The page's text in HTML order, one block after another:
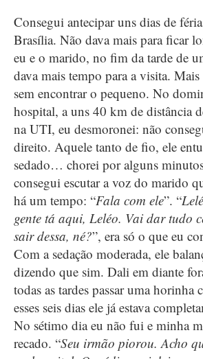
Consegui antecipar uns dias de
Brasília. Não dava mais para ficar
eu e o marido, no fim da tarde de
dava mais tempo para a visita.
sem encontrar o pequeno. No
hospital, a uns 40 km de distância
na UTI, eu desmoronei: não
direito. Aquele tanto de fio, ele
sedado… chorei por alguns
consegui escutar a voz do marido
há um tempo: “Fala com ele”. “
gente tá aqui, Leléo. Vai dar tudo
sair dessa, né?”, era só o que eu
Com a sedação moderada, ele
dizendo que sim. Dali em diante
todas as tardes passar uma horinha
esses seis dias ele já estava
No sétimo dia eu não fui e minha
recado. “Seu irmão piorou. Acho